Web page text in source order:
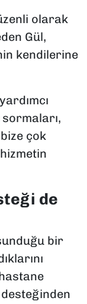
olarak
Gül,
kendilerine
çok
de
bir